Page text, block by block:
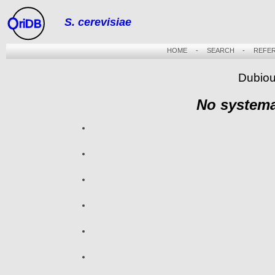
riDB S. cerevisiae
HOME- SEARCH -
No